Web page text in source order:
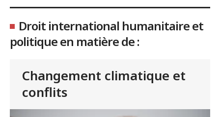
Droit international humanitaire et
politique en matière de :
Changement climatique et
conflits